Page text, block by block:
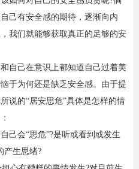
己有安全感的期待，逐渐向内
我们就能够获取真正的足够的安
自己在意识上都知道自己过着美
于为何还是缺乏安全感。由于提
说的“居安思危”具体是怎样的情
己会“思危”?是听或看到或发生
产生思绪?